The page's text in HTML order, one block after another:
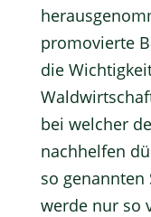
promovierte
die
bei welcher
nachhelfen
so genannten
werde nur so